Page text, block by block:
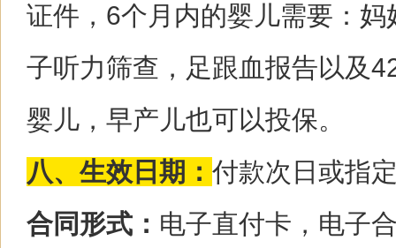
证件，6个月内的婴儿需要：
子听力筛查，足跟血报告以及
婴儿，早产儿也可以投保。
八、生效日期： 付款次日或指
合同形式： 电子直付卡，电子